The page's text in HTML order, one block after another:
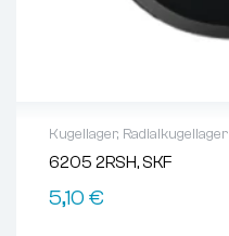
Kugellager, Radialkugellager
6205 2RSH, SKF
5,10 €